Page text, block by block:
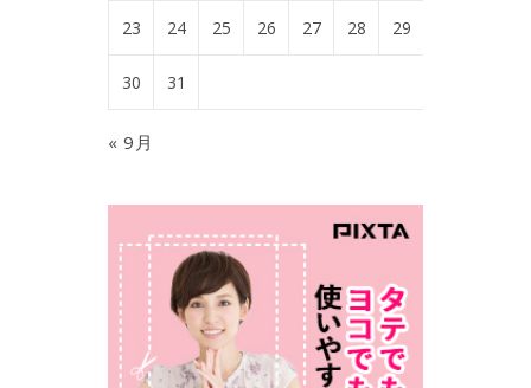
23 24 25 26 27 28 29
30 31
« 9月